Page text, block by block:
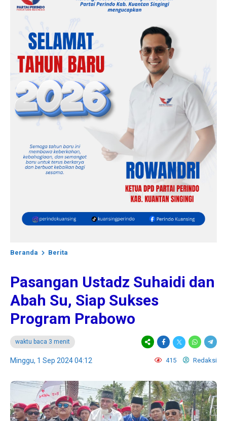
Beranda Berita
Pasangan Ustadz Suhaidi dan
Abah Su, Siap Sukses
Program Prabowo
waktu baca 3 menit
Minggu, 1 Sep 2024 04:12 415 Redaksi